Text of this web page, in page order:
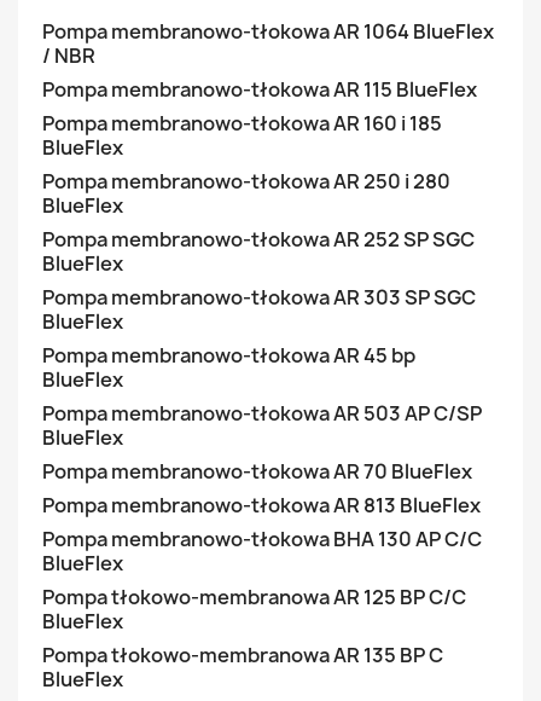
Pompa membranowo-tłokowa AR 1064 BlueFlex
/ NBR
Pompa membranowo-tłokowa AR 115 BlueFlex
Pompa membranowo-tłokowa AR 160 i 185
BlueFlex
Pompa membranowo-tłokowa AR 250 i 280
BlueFlex
Pompa membranowo-tłokowa AR 252 SP SGC
BlueFlex
Pompa membranowo-tłokowa AR 303 SP SGC
BlueFlex
Pompa membranowo-tłokowa AR 45 bp
BlueFlex
Pompa membranowo-tłokowa AR 503 AP C/SP
BlueFlex
Pompa membranowo-tłokowa AR 70 BlueFlex
Pompa membranowo-tłokowa AR 813 BlueFlex
Pompa membranowo-tłokowa BHA 130 AP C/C
BlueFlex
Pompa tłokowo-membranowa AR 125 BP C/C
BlueFlex
Pompa tłokowo-membranowa AR 135 BP C
BlueFlex